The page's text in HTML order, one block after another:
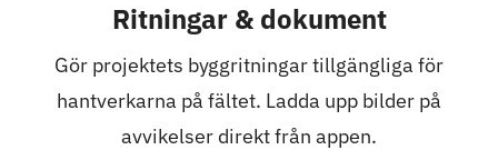
Ritningar & dokument
Gör projektets byggritningar tillgängliga för
hantverkarna på fältet. Ladda upp bilder på
avvikelser direkt från appen.